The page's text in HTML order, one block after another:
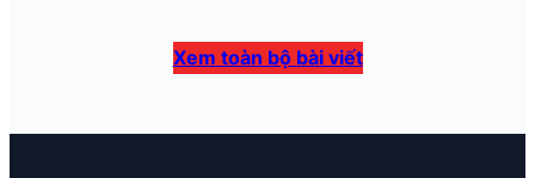
Xem toàn bộ bài viết